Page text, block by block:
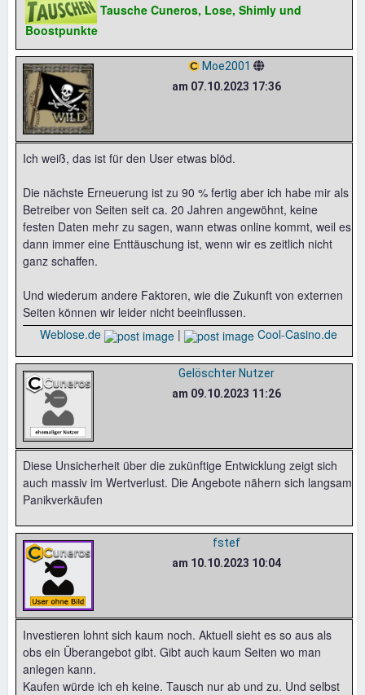
Tausche Cuneros, Lose, Shimly und
Boostpunkte
Moe2001
am 07.10.2023 17:36
Ich weiß, das ist für den User etwas blöd.
Die nächste Erneuerung ist zu 90 % fertig aber ich habe mir als
Betreiber von Seiten seit ca. 20 Jahren angewöhnt, keine
festen Daten mehr zu sagen, wann etwas online kommt, weil es
dann immer eine Enttäuschung ist, wenn wir es zeitlich nicht
ganz schaffen.
Und wiederum andere Faktoren, wie die Zukunft von externen
Seiten können wir leider nicht beeinflussen.
Weblose.de
| Cool-Casino.de
Gelöschter Nutzer
am 09.10.2023 11:26
Diese Unsicherheit über die zukünftige Entwicklung zeigt sich
auch massiv im Wertverlust. Die Angebote nähern sich langsam
Panikverkäufen
fstef
am 10.10.2023 10:04
Investieren lohnt sich kaum noch. Aktuell sieht es so aus als
obs ein Überangebot gibt. Gibt auch kaum Seiten wo man
anlegen kann.
Kaufen würde ich eh keine. Tausch nur ab und zu. Und selbst